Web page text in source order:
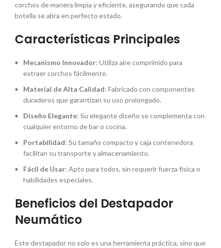
corchos de manera limpia y eficiente, asegurando que cada
botella se abra en perfecto estado.
Características Principales
Mecanismo Innovador: Utiliza aire comprimido para
extraer corchos fácilmente.
Material de Alta Calidad: Fabricado con componentes
duraderos que garantizan su uso prolongado.
Diseño Elegante: Su elegante diseño se complementa con
cualquier entorno de bar o cocina.
Portabilidad: Su tamaño compacto y caja contenedora
facilitan su transporte y almacenamiento.
Fácil de Usar: Apto para todos, sin requerir fuerza física o
habilidades especiales.
Beneficios del Destapador
Neumático
Este destapador no solo es una herramienta práctica, sino que